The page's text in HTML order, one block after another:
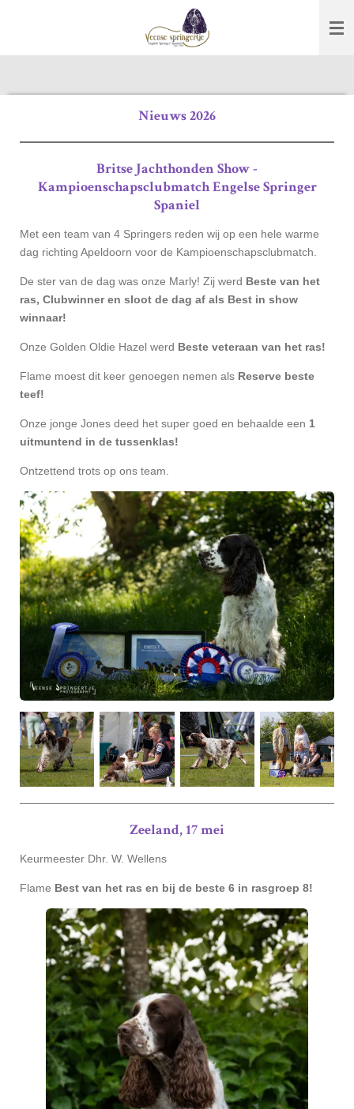
Nieuws 2026
Britse Jachthonden Show -
Kampioenschapsclubmatch Engelse Springer
Spaniel
Met een team van 4 Springers reden wij op een hele warme
dag richting Apeldoorn voor de Kampioenschapsclubmatch.
De ster van de dag was onze Marly! Zij werd Beste van het
ras, Clubwinner en sloot de dag af als Best in show
winnaar!
Onze Golden Oldie Hazel werd Beste veteraan van het ras!
Flame moest dit keer genoegen nemen als Reserve beste
teef!
Onze jonge Jones deed het super goed en behaalde een 1
uitmuntend in de tussenklas!
Ontzettend trots op ons team.
Zeeland, 17 mei
Keurmeester Dhr. W. Wellens
Flame Best van het ras en bij de beste 6 in rasgroep 8!